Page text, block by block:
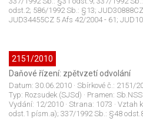
odst.2; 586/1992 Sb.: §13;
JUD34455CZ 5 Afs 42/2004 - 61;
2151/2010
Daňové řízení: zpětvzetí odvolání
Datum: 30.06.2010 · Sbírkové č.: 2151/
Typ: Rozsudek (SJSd) · Pramen: Sb.NSS
Vydání: 12/2010 · Strana: 1073 · Vztah
odst.1 písm.a); 337/1992 Sb.: §48